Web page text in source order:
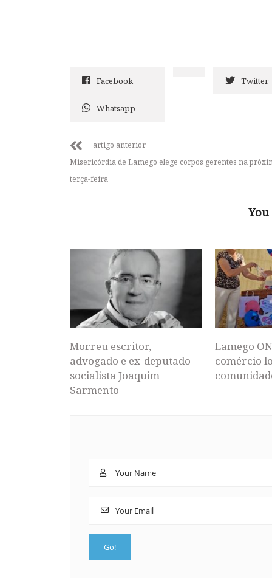
Facebook Twitter
Whatsapp
artigo anterior
Misericórdia de Lamego elege corpos gerentes na
terça-feira
Morreu escritor,
advogado e ex-deputado
socialista Joaquim
Sarmento
Lamego
comércio